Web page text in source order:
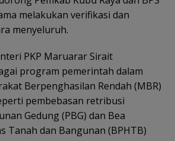
melakukan verifikasi dan
menyeluruh.
PKP Maruarar Sirait
program pemerintah dalam
Berpenghasilan Rendah (MBR)
pembebasan retribusi
Gedung (PBG) dan Bea
Tanah dan Bangunan (BPHTB)